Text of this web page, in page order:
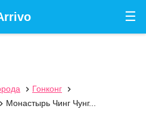
☰
 Гонконг

 Монастырь Чинг Чунг...